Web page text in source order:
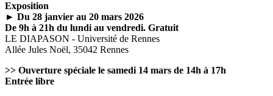
Exposition
► Du 28 janvier au 20 mars 2026
De 9h à 21h du lundi au vendredi. Gratuit
LE DIAPASON - Université de Rennes
Allée Jules Noël, 35042 Rennes
>> Ouverture spéciale le samedi 14 mars de 14h à 17h
Entrée libre